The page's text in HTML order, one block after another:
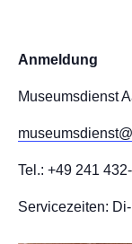
Anmeldung
Museumsdienst
Tel.: +49 241
Servicezeiten: